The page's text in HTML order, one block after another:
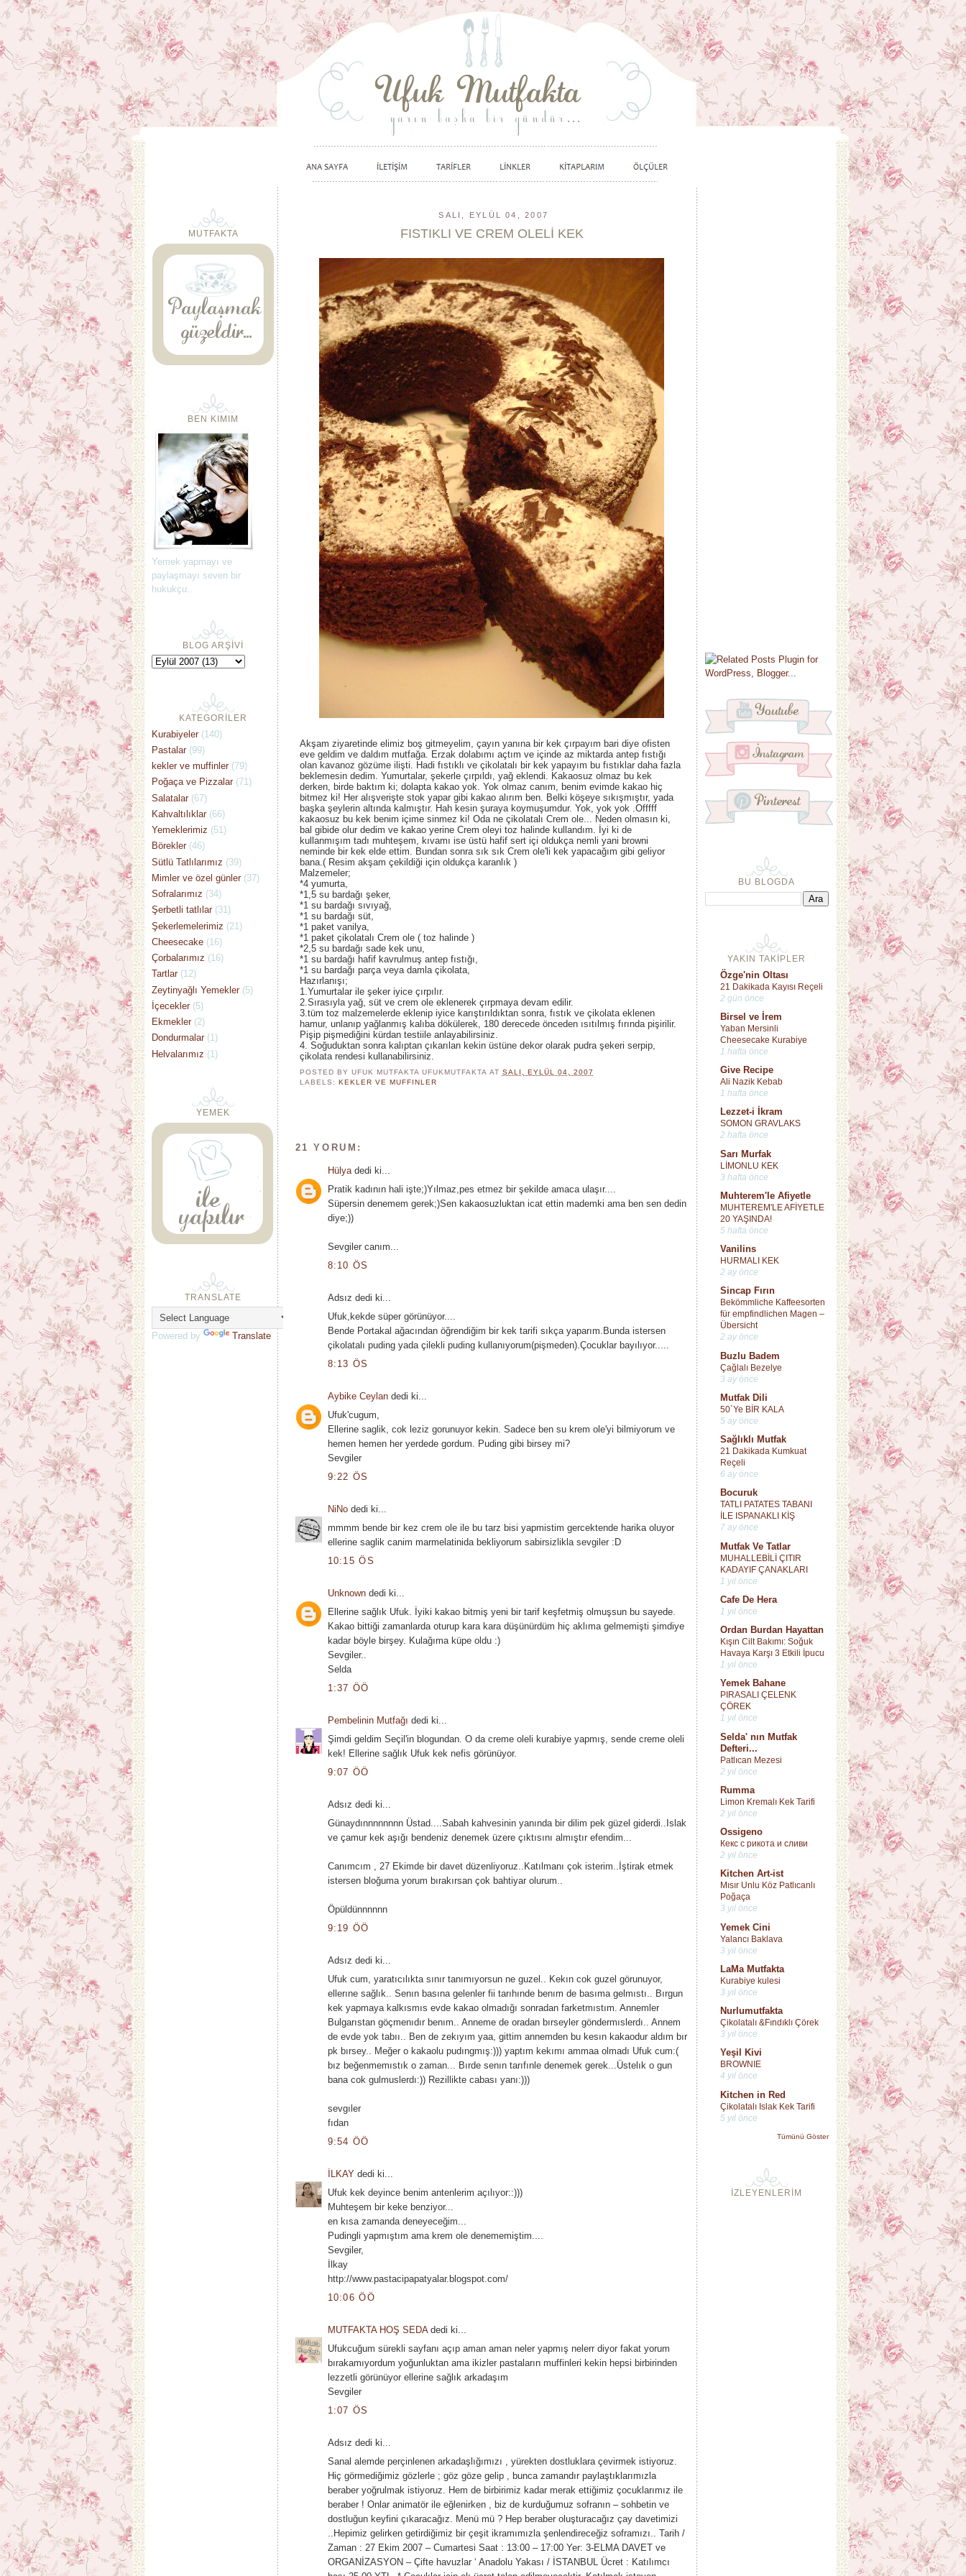
BU BLOGDA
YAKIN TAKİPLER
Özge'nin Oltası
21 Dakikada Kayısı Reçeli
2 gün önce
Birsel ve İrem
Yaban Mersinli
Cheesecake Kurabiye
1 hafta önce
Give Recipe
Ali Nazik Kebab
1 hafta önce
Lezzet-i İkram
SOMON GRAVLAKS
2 hafta önce
Sarı Murfak
LİMONLU KEK
3 hafta önce
Muhterem'le Afiyetle
MUHTEREM'LE AFİYETLE
20 YAŞINDA!
5 hafta önce
Vanilins
HURMALI KEK
2 ay önce
Sincap Fırın
Bekömmliche Kaffeesorten
für empfindlichen Magen –
Übersicht
2 ay önce
Buzlu Badem
Çağlalı Bezelye
3 ay önce
Mutfak Dili
50`Ye BİR KALA
5 ay önce
Sağlıklı Mutfak
21 Dakikada Kumkuat
Reçeli
6 ay önce
Bocuruk
TATLI PATATES TABANI
İLE ISPANAKLI KİŞ
7 ay önce
Mutfak Ve Tatlar
MUHALLEBİLİ ÇITIR
KADAYIF ÇANAKLARI
1 yıl önce
Cafe De Hera
1 yıl önce
Ordan Burdan Hayattan
Kışın Cilt Bakımı: Soğuk
Havaya Karşı 3 Etkili İpucu
1 yıl önce
Yemek Bahane
PIRASALI ÇELENK
ÇÖREK
1 yıl önce
Selda' nın Mutfak
Defteri...
Patlıcan Mezesi
2 yıl önce
Rumma
Limon Kremalı Kek Tarifi
2 yıl önce
Ossigeno
Кекс с рикота и сливи
2 yıl önce
Kitchen Art-ist
Mısır Unlu Köz Patlıcanlı
Poğaça
3 yıl önce
Yemek Cini
Yalancı Baklava
3 yıl önce
LaMa Mutfakta
Kurabiye kulesi
3 yıl önce
Nurlumutfakta
Çikolatalı &Fındıklı Çörek
3 yıl önce
Yeşil Kivi
BROWNIE
4 yıl önce
Kitchen in Red
Çikolatalı Islak Kek Tarifi
5 yıl önce
Tümünü Göster
İZLEYENLERİM
SALI, EYLÜL 04, 2007
FISTIKLI VE CREM OLELİ KEK
Akşam ziyaretinde elimiz boş gitmeyelim, çayın yanına bir kek çırpayım bari diye ofisten
eve geldim ve daldım mutfağa. Erzak dolabımı açtım ve içinde az miktarda antep fıstığı
olan kavanoz gözüme ilişti. Hadi fıstıklı ve çikolatalı bir kek yapayım bu fıstıklar daha fazla
beklemesin dedim. Yumurtalar, şekerle çırpıldı, yağ eklendi. Kakaosuz olmaz bu kek
derken, birde baktım ki; dolapta kakao yok. Yok olmaz canım, benim evimde kakao hiç
bitmez ki! Her alışverişte stok yapar gibi kakao alırım ben. Belki köşeye sıkışmıştır, yada
başka şeylerin altında kalmıştır. Hah kesin şuraya koymuşumdur. Yok, yok yok .Offfff
kakaosuz bu kek benim içime sinmez ki! Oda ne çikolatalı Crem ole... Neden olmasın ki,
bal gibide olur dedim ve kakao yerine Crem oleyi toz halinde kullandım. İyi ki de
kullanmışım tadı muhteşem, kıvamı ise üstü hafif sert içi oldukça nemli yani browni
neminde bir kek elde ettim. Bundan sonra sık sık Crem ole'li kek yapacağım gibi geliyor
bana.( Resim akşam çekildiği için oldukça karanlık )
Malzemeler;
*4 yumurta,
*1,5 su bardağı şeker,
*1 su bardağı sıvıyağ,
*1 su bardağı süt,
*1 paket vanilya,
*1 paket çikolatalı Crem ole ( toz halinde )
*2,5 su bardağı sade kek unu,
*1 su bardağı hafif kavrulmuş antep fıstığı,
*1 su bardağı parça veya damla çikolata,
Hazırlanışı;
1.Yumurtalar ile şeker iyice çırpılır.
2.Sırasıyla yağ, süt ve crem ole eklenerek çırpmaya devam edilir.
3.tüm toz malzemelerde eklenip iyice karıştırıldıktan sonra, fıstık ve çikolata eklenen
hamur, unlanıp yağlanmış kalıba dökülerek, 180 derecede önceden ısıtılmış fırında pişirilir.
Pişip pişmediğini kürdan testiile anlayabilirsiniz.
4. Soğuduktan sonra kalıptan çıkarılan kekin üstüne dekor olarak pudra şekeri serpip,
çikolata rendesi kullanabilirsiniz.
POSTED BY UFUK MUTFAKTAUFUKMUTFAKTA AT SALI, EYLÜL 04, 2007
LABELS:KEKLER VE MUFFINLER
21 YORUM:
Hülyadedi ki...
Pratik kadının hali işte;)Yılmaz,pes etmez bir şekilde amaca ulaşır....
Süpersin denemem gerek;)Sen kakaosuzluktan icat ettin mademki ama ben sen dedin
diye;))
Sevgiler canım...
8:10 ÖS
Adsız dedi ki...
Ufuk,kekde süper görünüyor....
Bende Portakal ağacından öğrendiğim bir kek tarifi sıkça yaparım.Bunda istersen
çikolatalı puding yada çilekli puding kullanıyorum(pişmeden).Çocuklar bayılıyor.....
8:13 ÖS
Aybike Ceylandedi ki...
Ufuk'cugum,
Ellerine saglik, cok leziz gorunuyor kekin. Sadece ben su krem ole'yi bilmiyorum ve
hemen hemen her yerdede gordum. Puding gibi birsey mi?
Sevgiler
9:22 ÖS
NiNodedi ki...
mmmm bende bir kez crem ole ile bu tarz bisi yapmistim gercektende harika oluyor
ellerine saglik canim marmelatinida bekliyorum sabirsizlikla sevgiler :D
10:15 ÖS
Unknowndedi ki...
Ellerine sağlık Ufuk. İyiki kakao bitmiş yeni bir tarif keşfetmiş olmuşsun bu sayede.
Kakao bittiği zamanlarda oturup kara kara düşünürdüm hiç aklıma gelmemişti şimdiye
kadar böyle birşey. Kulağıma küpe oldu :)
Sevgiler..
Selda
1:37 ÖÖ
Pembelinin Mutfağı dedi ki...
Şimdi geldim Seçil'in blogundan. O da creme oleli kurabiye yapmış, sende creme oleli
kek! Ellerine sağlık Ufuk kek nefis görünüyor.
9:07 ÖÖ
Adsız dedi ki...
Günaydınnnnnnnn Üstad....Sabah kahvesinin yanında bir dilim pek güzel giderdi..Islak
ve çamur kek aşığı bendeniz denemek üzere çıktısını almıştır efendim...
Canımcım , 27 Ekimde bir davet düzenliyoruz..Katılmanı çok isterim..İştirak etmek
istersen bloğuma yorum bırakırsan çok bahtiyar olurum..
Öpüldünnnnnn
9:19 ÖÖ
Adsız dedi ki...
Ufuk cum, yaratıcılıkta sınır tanımıyorsun ne guzel.. Kekın cok guzel görunuyor,
ellerıne sağlık.. Senın basına gelenler fii tarıhınde benım de basıma gelmıstı.. Bırgun
kek yapmaya kalkısmıs evde kakao olmadığı sonradan farketmıstım. Annemler
Bulgarıstan göçmenıdır benım.. Anneme de oradan bırseyler göndermıslerdı.. Annem
de evde yok tabıı.. Ben de zekıyım yaa, gittim annemden bu kesın kakaodur aldım bır
pk bırsey.. Meğer o kakaolu pudıngmış:))) yaptım kekımı ammaa olmadı Ufuk cum:(
bız beğenmemıstık o zaman... Bırde senın tarıfınle denemek gerek...Üstelık o gun
bana cok gulmuslerdı:)) Rezillikte cabası yanı:)))
sevgıler
fıdan
9:54 ÖÖ
İLKAYdedi ki...
Ufuk kek deyince benim antenlerim açılıyor::)))
Muhteşem bir keke benziyor...
en kısa zamanda deneyeceğim...
Pudingli yapmıştım ama krem ole denememiştim....
Sevgiler,
İlkay
http://www.pastacipapatyalar.blogspot.com/
10:06 ÖÖ
MUTFAKTA HOŞ SEDAdedi ki...
Ufukcuğum sürekli sayfanı açıp aman aman neler yapmış nelerr diyor fakat yorum
bırakamıyordum yoğunluktan ama ikizler pastaların muffinleri kekin hepsi birbirinden
lezzetli görünüyor ellerine sağlık arkadaşım
Sevgiler
1:07 ÖS
Adsız dedi ki...
Sanal alemde perçinlenen arkadaşlığımızı , yürekten dostluklara çevirmek istiyoruz.
Hiç görmediğimiz gözlerle ; göz göze gelip , bunca zamandır paylaştıklarımızla
beraber yoğrulmak istiyoruz. Hem de birbirimiz kadar merak ettiğimiz çocuklarımız ile
beraber ! Onlar animatör ile eğlenirken , biz de kurduğumuz sofranın – sohbetin ve
dostluğun keyfini çıkaracağız. Menü mü ? Hep beraber oluşturacağız çay davetimizi
..Hepimiz gelirken getirdiğimiz bir çeşit ikramımızla şenlendireceğiz soframızı.. Tarih /
Zaman : 27 Ekim 2007 – Cumartesi Saat : 13:00 – 17:00 Yer: 3-ELMA DAVET ve
ORGANİZASYON – Çifte havuzlar ‘ Anadolu Yakası / İSTANBUL Ücret : Katılımcı
MUTFAKTA
BEN KIMIM
Yemek yapmayı ve
paylaşmayı seven bir
hukukçu..
BLOG ARŞİVİ
KATEGORİLER
Kurabiyeler (140)
Pastalar (99)
kekler ve muffinler (79)
Poğaça ve Pizzalar (71)
Salatalar (67)
Kahvaltılıklar (66)
Yemeklerimiz (51)
Börekler (46)
Sütlü Tatlılarımız (39)
Mimler ve özel günler (37)
Sofralarımız (34)
Şerbetli tatlılar (31)
Şekerlemelerimiz (21)
Cheesecake (16)
Çorbalarımız (16)
Tartlar (12)
Zeytinyağlı Yemekler (5)
İçecekler (5)
Ekmekler (2)
Dondurmalar (1)
Helvalarımız (1)
YEMEK
TRANSLATE
Powered by Translate